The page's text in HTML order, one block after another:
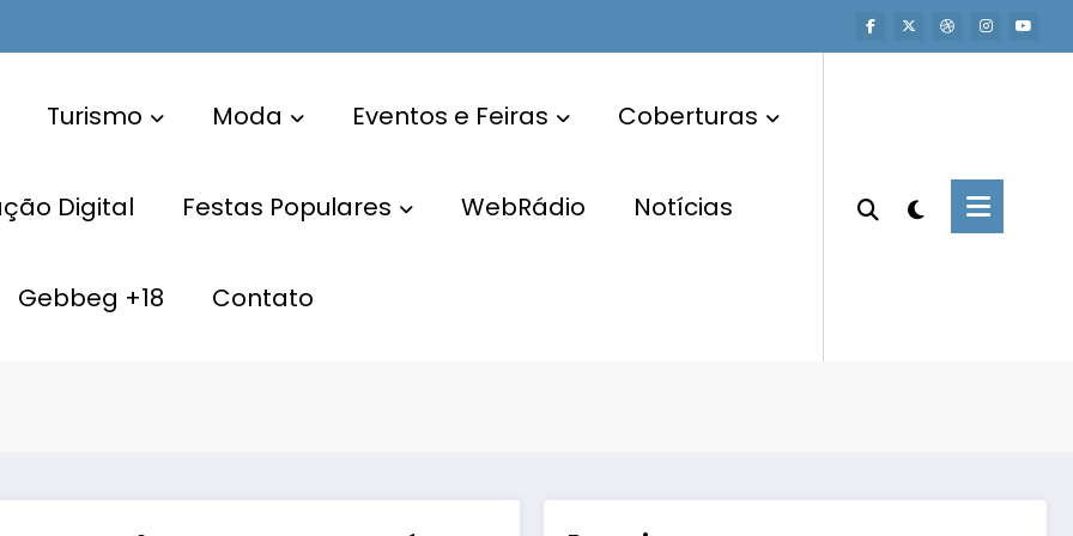
Turismo Moda Eventos e Feiras Coberturas
Digital Festas Populares WebRádio Notícias
Gebbeg +18 Contato